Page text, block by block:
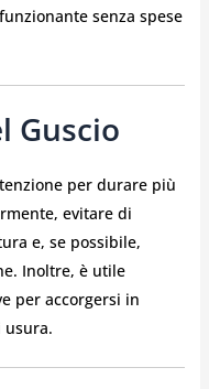
senza spese
Guscio
per durare più
evitare di
e, se possibile,
Inoltre, è utile
per accorgersi in
usura.